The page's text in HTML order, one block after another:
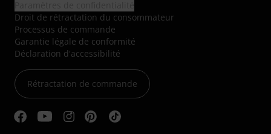
Droit de rétractation du consommateur
Processus de commande
Garantie légale de conformité
Déclaration d'accessibilité
Rétractation de commande